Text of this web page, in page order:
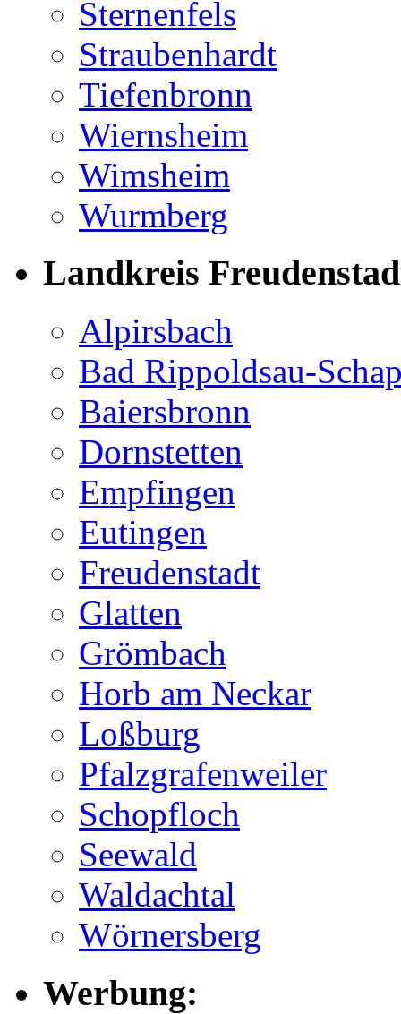
Sternenfels
Straubenhardt
Tiefenbronn
Wiernsheim
Wimsheim
Wurmberg
Landkreis
Alpirsbach
Bad Rippoldsau-
Baiersbronn
Dornstetten
Empfingen
Eutingen
Freudenstadt
Glatten
Grömbach
Horb am Neckar
Loßburg
Pfalzgrafenweiler
Schopfloch
Seewald
Waldachtal
Wörnersberg
Werbung: